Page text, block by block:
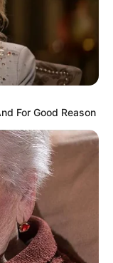
For Good Reason